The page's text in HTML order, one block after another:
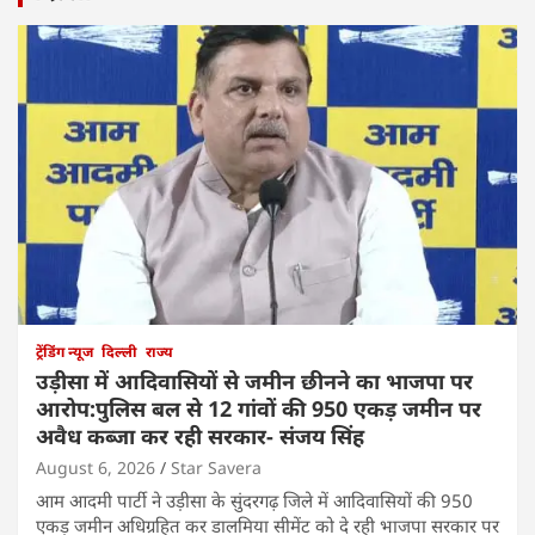
ट्रेंडिंग न्यूज दिल्ली राज्य
उड़ीसा में आदिवासियों से जमीन छीनने का भाजपा पर
आरोप:पुलिस बल से 12 गांवों की 950 एकड़ जमीन पर
अवैध कब्जा कर रही सरकार- संजय सिंह
August 6, 2026 Star Savera
आम आदमी पार्टी ने उड़ीसा के सुंदरगढ़ जिले में आदिवासियों की 950
एकड़ जमीन अधिग्रहित कर डालमिया सीमेंट को दे रही भाजपा सरकार पर